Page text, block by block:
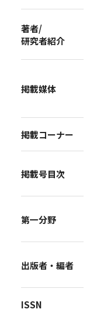
著者/
研究者紹介
掲載媒体
掲載コーナー
掲載号目次
第一分野
出版者・編者
ISSN